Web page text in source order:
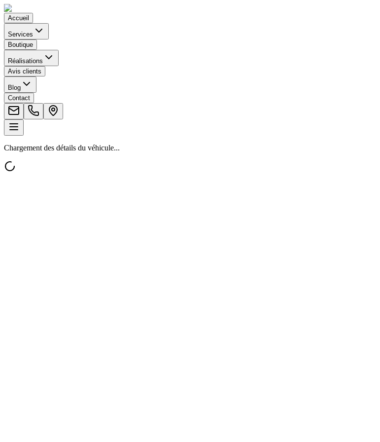
Accueil
Services
Boutique
Réalisations
Avis clients
Blog
Contact
Chargement des détails du véhicule...